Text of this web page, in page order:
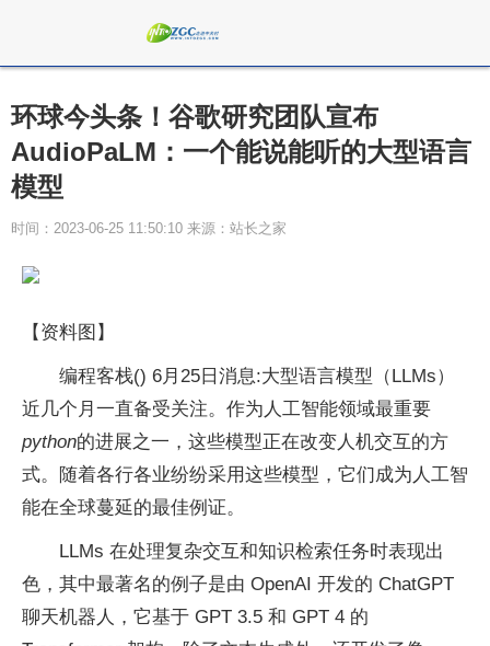
环球今头条！谷歌研究团队宣布
AudioPaLM：一个能说能听的大型语言
模型
时间：2023-06-25 11:50:10 来源：站长之家
【资料图】
编程客栈() 6月25日消息:大型语言模型（LLMs）
近几个月一直备受关注。作为人工智能领域最重要
python的进展之一，这些模型正在改变人机交互的方
式。随着各行各业纷纷采用这些模型，它们成为人工智
能在全球蔓延的最佳例证。
LLMs 在处理复杂交互和知识检索任务时表现出
色，其中最著名的例子是由 OpenAI 开发的 ChatGPT
聊天机器人，它基于 GPT 3.5 和 GPT 4 的